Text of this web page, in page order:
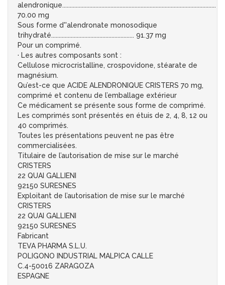
alendronique......................................................................................................
70.00 mg
Sous forme d''alendronate monosodique
trihydraté....................................................... 91.37 mg
Pour un comprimé.
· Les autres composants sont :
Cellulose microcristalline, crospovidone, stéarate de
magnésium.
Qu’est-ce que ACIDE ALENDRONIQUE CRISTERS 70 mg,
comprimé et contenu de l’emballage extérieur
Ce médicament se présente sous forme de comprimé.
Les comprimés sont présentés en étuis de 2, 4, 8, 12 ou
40 comprimés.
Toutes les présentations peuvent ne pas être
commercialisées.
Titulaire de l’autorisation de mise sur le marché
CRISTERS
22 QUAI GALLIENI
92150 SURESNES
Exploitant de l’autorisation de mise sur le marché
CRISTERS
22 QUAI GALLIENI
92150 SURESNES
Fabricant
TEVA PHARMA S.L.U.
POLIGONO INDUSTRIAL MALPICA CALLE
C.4-50016 ZARAGOZA
ESPAGNE